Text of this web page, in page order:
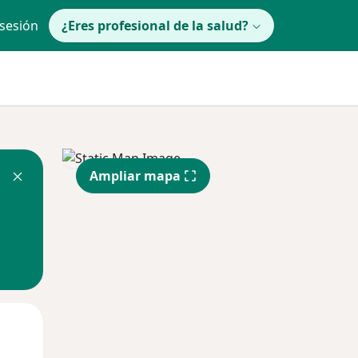
¿Eres profesional de la salud?
Ampliar mapa